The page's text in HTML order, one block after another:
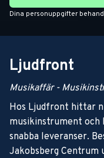
Dina personuppgifter
Ljudfront
Musikaffär -
Hos Ljudfront hittar
musikinstrument
snabba leveranser.
Jakobsberg